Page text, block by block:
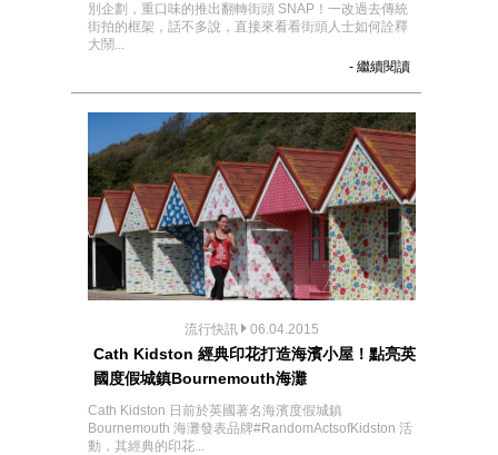
別企劃，重口味的推出翻轉街頭 SNAP！一改過去傳統
街拍的框架，話不多說，直接來看看街頭人士如何詮釋
大鬧...
- 繼續閱讀
流行快訊 06.04.2015
Cath Kidston 經典印花打造海濱小屋！點亮英
國度假城鎮Bournemouth海灘
Cath Kidston 日前於英國著名海濱度假城鎮
Bournemouth 海灘發表品牌#RandomActsofKidston 活
動，其經典的印花...